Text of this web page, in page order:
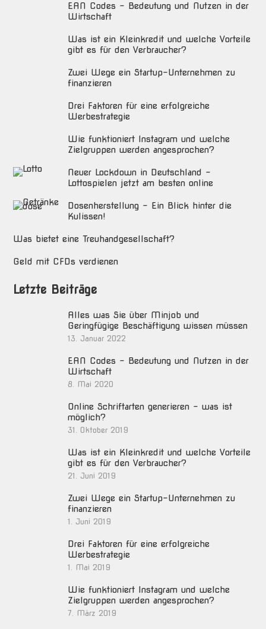
EAN Codes – Bedeutung und Nutzen in der
Wirtschaft
Was ist ein Kleinkredit und welche Vorteile
gibt es für den Verbraucher?
Zwei Wege ein Startup-Unternehmen zu
finanzieren
Drei Faktoren für eine erfolgreiche
Werbestrategie
Wie funktioniert Instagram und welche
Zielgruppen werden angesprochen?
Neuer Lockdown in Deutschland –
Lottospielen jetzt am besten online
Dosenherstellung – Ein Blick hinter die
Kulissen!
Was bietet eine Treuhandgesellschaft?
Geld mit CFDs verdienen
Letzte Beiträge
Alles was Sie über Minjob und
Geringfügige Beschäftigung wissen müssen
13. Januar 2022
EAN Codes – Bedeutung und Nutzen in der
Wirtschaft
8. Mai 2020
Online Schriftarten generieren – was ist
möglich?
31. Oktober 2019
Was ist ein Kleinkredit und welche Vorteile
gibt es für den Verbraucher?
21. Juni 2019
Zwei Wege ein Startup-Unternehmen zu
finanzieren
1. Juni 2019
Drei Faktoren für eine erfolgreiche
Werbestrategie
1. Mai 2019
Wie funktioniert Instagram und welche
Zielgruppen werden angesprochen?
7. März 2019